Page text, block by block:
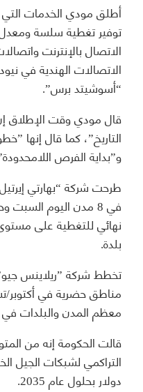
أطلق مودي الخدمات
توفير تغطية سلسة ومعدل
الاتصال بالإنترنت
الاتصالات الهندية في
“أسوشيتد برس”.
قال مودي وقت الإطلاق
التاريخ”، كما قال إنها
و”بداية الفرص
طرحت شركة “بهارتي
بلدة.
تخطط شركة ”ريلاينس
مناطق حضرية في
معظم المدن والبلدات في
قالت الحكومة إنه من
دولار بحلول عام 2035.